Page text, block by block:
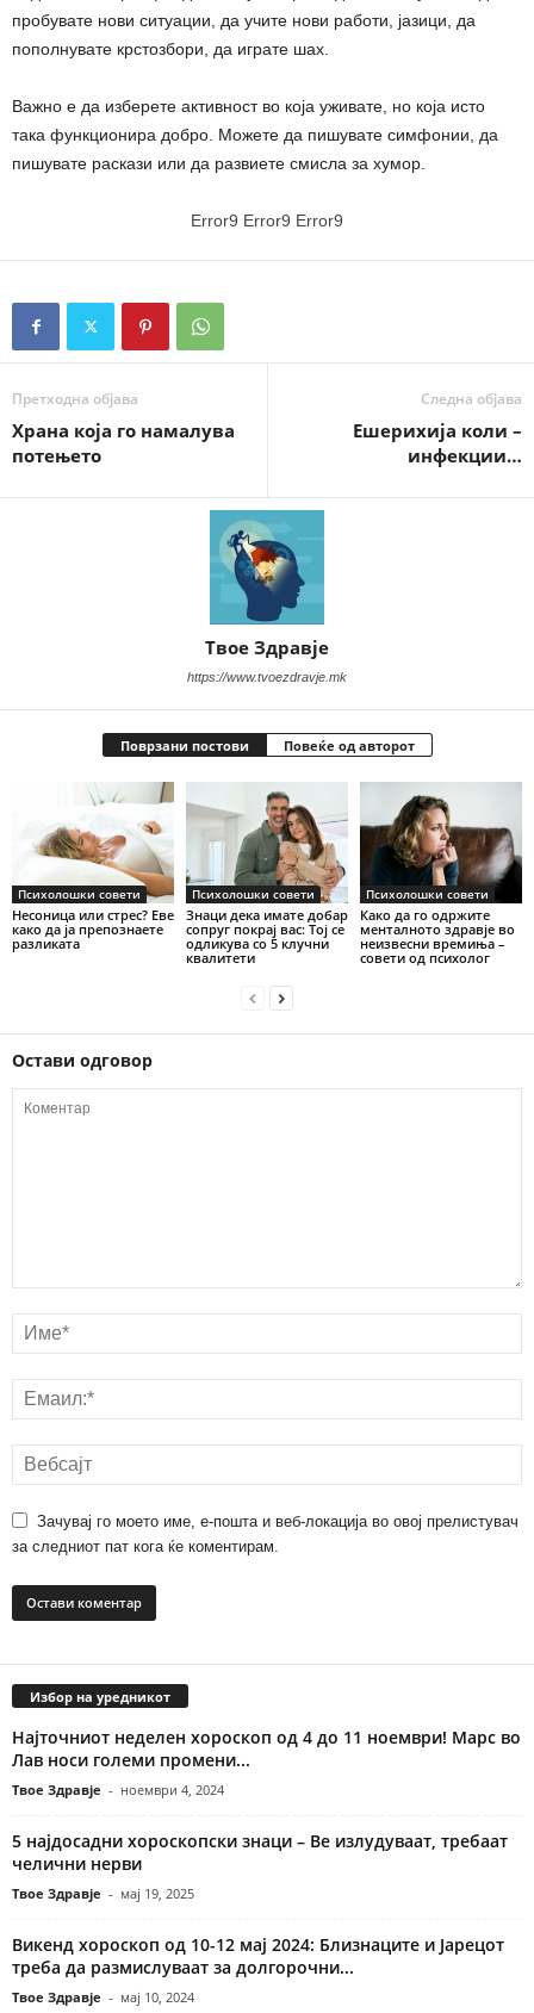
пробувате нови ситуации, да учите нови работи, јазици, да
пополнувате крстозбори, да играте шах.
Важно е да изберете активност во која уживате, но која исто
така функционира добро. Можете да пишувате симфонии, да
пишувате раскази или да развиете смисла за хумор.
Error9 Error9 Error9
Претходна објава
Храна која го намалува
потењето
Следна објава
Ешерихија коли –
инфекции…
Твое Здравје
https://www.tvoezdravje.mk
Поврзани постови Повеќе од авторот
Психолошки совети
Несоница или стрес? Еве
како да ја препознаете
разликата
Психолошки совети
Знаци дека имате добар
сопруг покрај вас: Тој се
одликува со 5 клучни
квалитети
Психолошки совети
Како да го одржите
менталното здравје во
неизвесни времиња –
совети од психолог
Остави одговор
Зачувај го моето име, е-пошта и веб-локација во овој прелистувач
за следниот пат кога ќе коментирам.
Избор на уредникот
Најточниот неделен хороскоп од 4 до 11 ноември! Марс во
Лав носи големи промени...
Твое Здравје - ноември 4, 2024
5 најдосадни хороскопски знаци – Ве излудуваат, требаат
челични нерви
Твое Здравје - мај 19, 2025
Викенд хороскоп од 10-12 мај 2024: Близнаците и Јарецот
треба да размислуваат за долгорочни...
Твое Здравје - мај 10, 2024